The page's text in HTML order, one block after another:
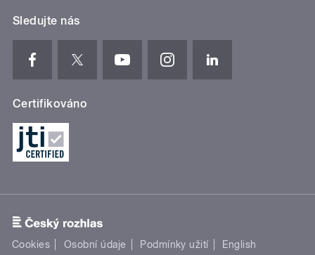
Sledujte nás
Certifikováno
Cookies Osobní údaje Podmínky užití English